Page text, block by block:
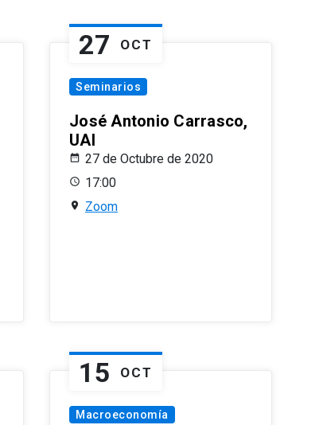
27 OCT
Seminarios
José Antonio Carrasco,
UAI
27 de Octubre de 2020
17:00
Zoom
15 OCT
Macroeconomía